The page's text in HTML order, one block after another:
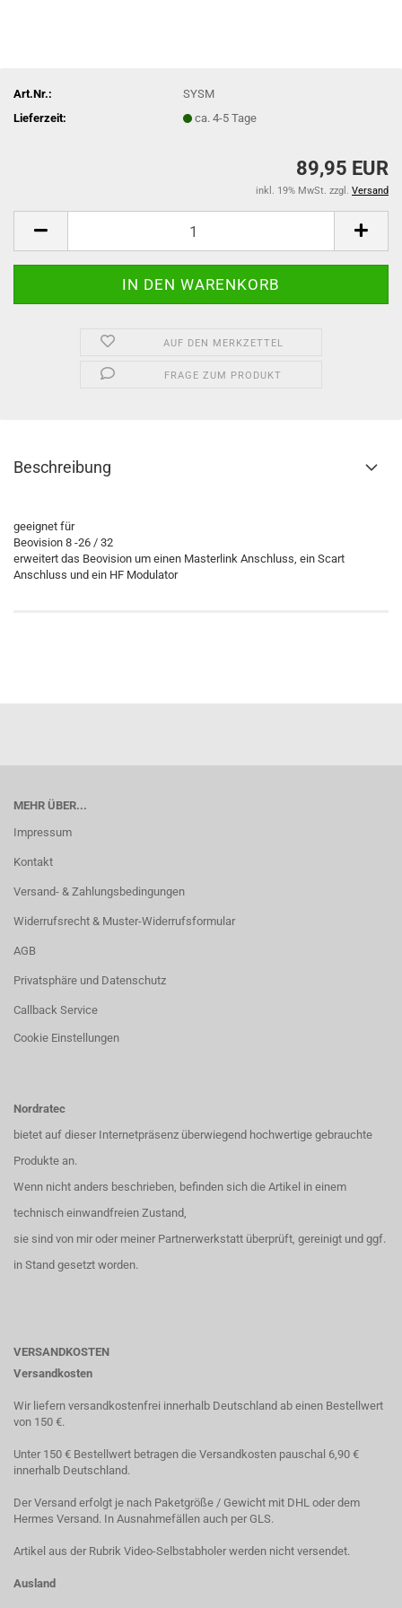
Art.Nr.:
SYSM
Lieferzeit:
ca. 4-5 Tage
89,95 EUR
inkl. 19% MwSt. zzgl. Versand
AUF DEN MERKZETTEL
FRAGE ZUM PRODUKT
Beschreibung
geeignet für
Beovision 8 -26 / 32
erweitert das Beovision um einen Masterlink Anschluss, ein Scart
Anschluss und ein HF Modulator
MEHR ÜBER...
Impressum
Kontakt
Versand- & Zahlungsbedingungen
Widerrufsrecht & Muster-Widerrufsformular
AGB
Privatsphäre und Datenschutz
Callback Service
Cookie Einstellungen
Nordratec
bietet auf dieser Internetpräsenz überwiegend hochwertige gebrauchte
Produkte an.
Wenn nicht anders beschrieben, befinden sich die Artikel in einem
technisch einwandfreien Zustand,
sie sind von mir oder meiner Partnerwerkstatt überprüft, gereinigt und ggf.
in Stand gesetzt worden.
VERSANDKOSTEN
Versandkosten
Wir liefern versandkostenfrei innerhalb Deutschland ab einen Bestellwert
von 150 €.
Unter 150 € Bestellwert betragen die Versandkosten pauschal 6,90 €
innerhalb Deutschland.
Der Versand erfolgt je nach Paketgröße / Gewicht mit DHL oder dem
Hermes Versand. In Ausnahmefällen auch per GLS.
Artikel aus der Rubrik Video-Selbstabholer werden nicht versendet.
Ausland